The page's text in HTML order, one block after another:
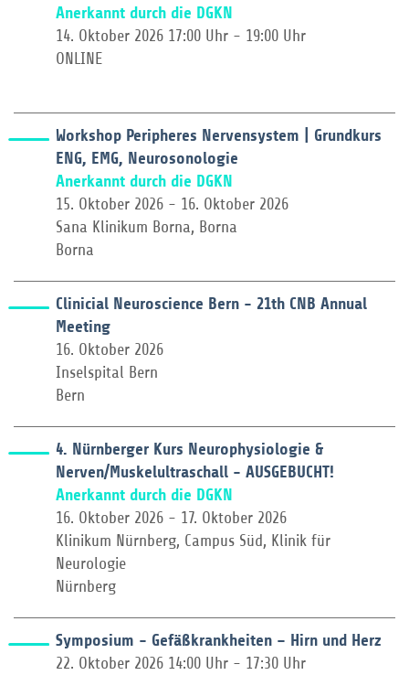
Anerkannt durch die DGKN
14. Oktober 2026 17:00 Uhr - 19:00 Uhr
ONLINE
Workshop Peripheres Nervensystem | Grundkurs
ENG, EMG, Neurosonologie
Anerkannt durch die DGKN
15. Oktober 2026 - 16. Oktober 2026
Sana Klinikum Borna, Borna
Borna
Clinicial Neuroscience Bern - 21th CNB Annual
Meeting
16. Oktober 2026
Inselspital Bern
Bern
4. Nürnberger Kurs Neurophysiologie &
Nerven/Muskelultraschall - AUSGEBUCHT!
Anerkannt durch die DGKN
16. Oktober 2026 - 17. Oktober 2026
Klinikum Nürnberg, Campus Süd, Klinik für
Neurologie
Nürnberg
Symposium - Gefäßkrankheiten – Hirn und Herz
22. Oktober 2026 14:00 Uhr - 17:30 Uhr